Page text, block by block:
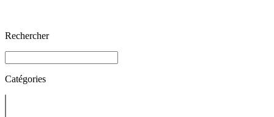
Rechercher
Catégories